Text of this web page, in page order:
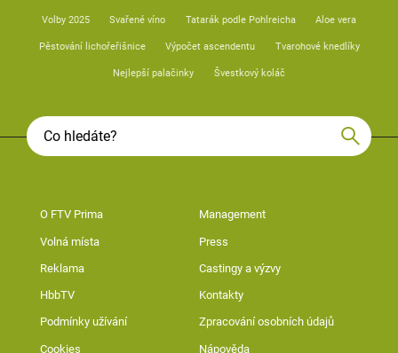
Volby 2025 Svařené víno Tatarák podle Pohlreicha Aloe vera
Pěstování lichořeřišnice Výpočet ascendentu Tvarohové knedlíky
Nejlepší palačinky Švestkový koláč
O FTV Prima Management
Volná místa Press
Reklama Castingy a výzvy
HbbTV Kontakty
Podmínky užívání Zpracování osobních údajů
Cookies Nápověda